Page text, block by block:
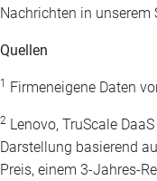
Nachrichten in unserem
Quellen
1 Firmeneigene Daten
2 Lenovo, TruScale
Darstellung basierend
Preis, einem 3-Jahres-